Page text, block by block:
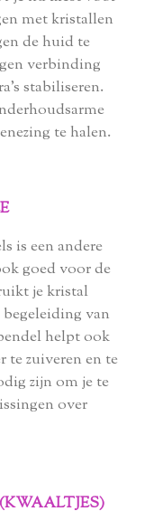
met kristallen
de huid te
verbinding
stabiliseren.
te halen.
is een andere
goed voor de
je kristal
begeleiding van
helpt ook
te zuiveren en te
zijn om je te
over